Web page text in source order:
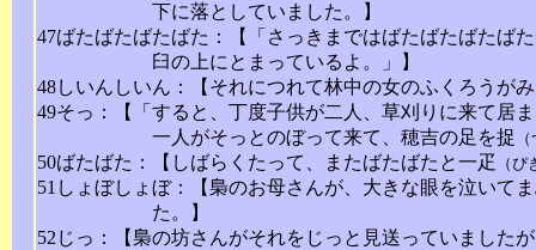
下に落としていました。】
47ばたばたばたばた：【「さっきまではばたばたばたば
臼の上にとまっているよ。」】
48しいんしいん：【それにつれて林中の女のふくろうが
49そっ：【「すると、丁度子供が二人、草刈りに来て居
一人がそっとのぼって来て、穂吉の足を捉
50ばたばた：【しばらくたって、またばたばたと一疋 （ぴ
51しょぼしょぼ：【梟のお母さんが、大きな眼を泣いて
た。】
52じっ：【梟の坊さんがそれをじっと見送っていました